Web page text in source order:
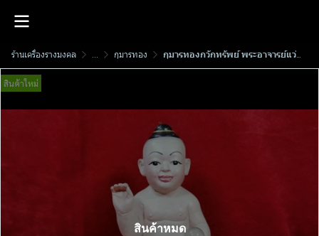
ร้านเครื่องรางมงคล ... กุมารทอง กุมารทองกวักทรัพย์ พระอาจารย์แว่น วัดป่าประชาสามัคคี​ธรรม พ.ศ.2557
สินค้าใหม่
สินค้าหมด